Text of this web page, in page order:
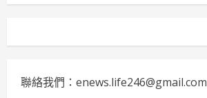
聯絡我們：enews.life246@gmail.com